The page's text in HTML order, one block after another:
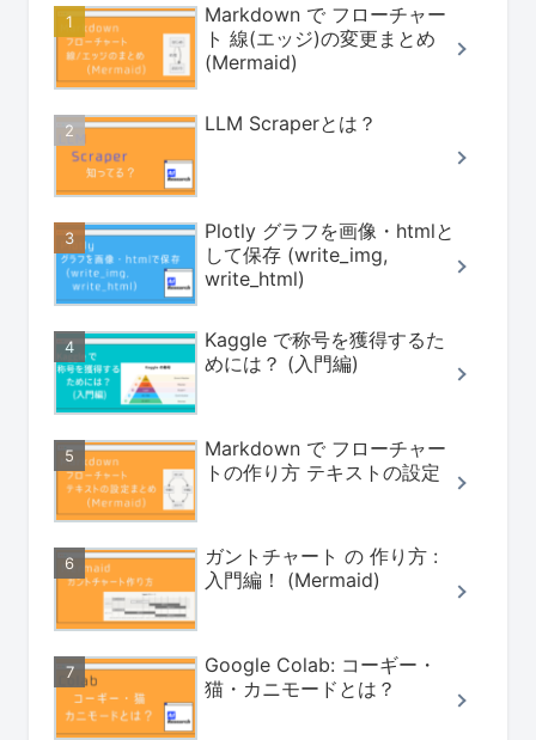
Markdown で フローチャー
ト 線(エッジ)の変更まとめ
(Mermaid)
LLM Scraperとは？
Plotly グラフを画像・htmlと
して保存 (write_img,
write_html)
Kaggle で称号を獲得するた
めには？ (入門編)
Markdown で フローチャー
トの作り方 テキストの設定
ガントチャート の 作り方 :
入門編！ (Mermaid)
Google Colab: コーギー・
猫・カニモードとは？